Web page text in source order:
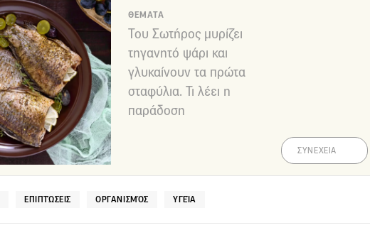
ΘΕΜΑΤΑ
Του Σωτήρος μυρίζει
τηγανητό ψάρι και
γλυκαίνουν τα πρώτα
σταφύλια. Τι λέει η
παράδοση
ΣΥΝΕΧΕΙΑ
ΕΠΙΠΤΏΣΕΙΣ ΟΡΓΑΝΙΣΜΌΣ ΥΓΕΊΑ